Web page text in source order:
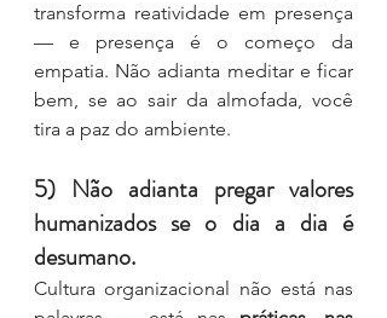
transforma reatividade em presença
— e presença é o começo da
empatia. Não adianta meditar e ficar
bem, se ao sair da almofada, você
tira a paz do ambiente.
5) Não adianta pregar valores
humanizados se o dia a dia é
desumano.
Cultura organizacional não está nas